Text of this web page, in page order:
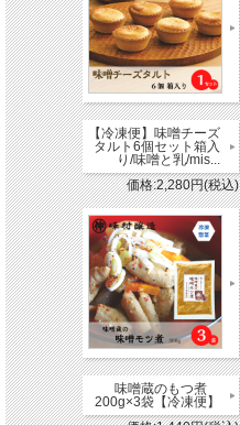
【冷凍便】味噌チーズ
タルト6個セット箱入
り/味噌と乳/mis...
価格:2,280円(税込)
味噌蔵のもつ煮
200g×3袋【冷凍便】